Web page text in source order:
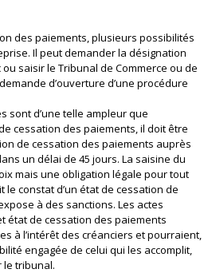
des paiements, plusieurs possibilités
Il peut demander la désignation
saisir le Tribunal de Commerce ou de
d’ouverture d’une procédure
sont d’une telle ampleur que
cessation des paiements, il doit être
de cessation des paiements auprès
un délai de 45 jours. La saisine du
mais une obligation légale pour tout
le constat d’un état de cessation de
à des sanctions. Les actes
état de cessation des paiements
à l’intérêt des créanciers et pourraient,
engagée de celui qui les accomplit,
le tribunal.